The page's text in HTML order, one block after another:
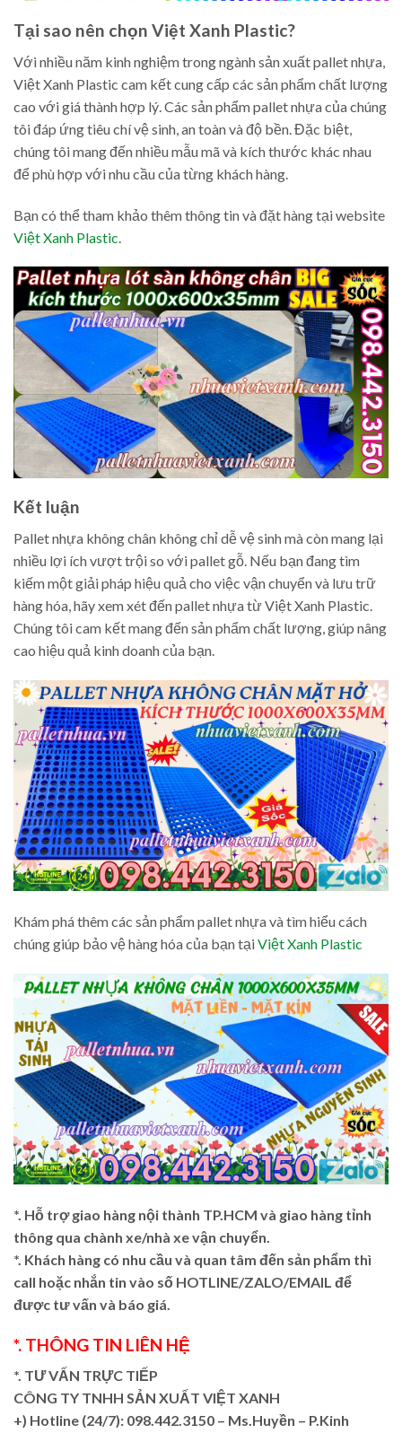
Tại sao nên chọn Việt Xanh Plastic?
Với nhiều năm kinh nghiệm trong ngành sản xuất pallet nhựa,
Việt Xanh Plastic cam kết cung cấp các sản phẩm chất lượng
cao với giá thành hợp lý. Các sản phẩm pallet nhựa của chúng
tôi đáp ứng tiêu chí vệ sinh, an toàn và độ bền. Đặc biệt,
chúng tôi mang đến nhiều mẫu mã và kích thước khác nhau
để phù hợp với nhu cầu của từng khách hàng.
Bạn có thể tham khảo thêm thông tin và đặt hàng tại website
Việt Xanh Plastic
Kết luận
Pallet nhựa không chân không chỉ dễ vệ sinh mà còn mang lại
nhiều lợi ích vượt trội so với pallet gỗ. Nếu bạn đang tìm
kiếm một giải pháp hiệu quả cho việc vận chuyển và lưu trữ
hàng hóa, hãy xem xét đến pallet nhựa từ Việt Xanh Plastic.
Chúng tôi cam kết mang đến sản phẩm chất lượng, giúp nâng
cao hiệu quả kinh doanh của bạn.
Khám phá thêm các sản phẩm pallet nhựa và tìm hiểu cách
chúng giúp bảo vệ hàng hóa của bạn tạiViệt Xanh Plastic
*. Hỗ trợ giao hàng nội thành TP.HCM và giao hàng tỉnh
thông qua chành xe/nhà xe vận chuyển.
*. Khách hàng có nhu cầu và quan tâm đến sản phẩm thì
call hoặc nhắn tin vào số HOTLINE/ZALO/EMAIL để
được tư vấn và báo giá.
*. THÔNG TIN LIÊN HỆ
*. TƯ VẤN TRỰC TIẾP
CÔNG TY TNHH SẢN XUẤT VIỆT XANH
+) Hotline (24/7): 098.442.3150 – Ms.Huyền – P.Kinh